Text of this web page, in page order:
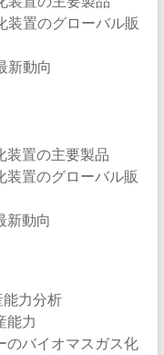
置のグローバル販
動向
置の主要製品
置のグローバル販
動向
力分析
能力
のバイオマスガス化